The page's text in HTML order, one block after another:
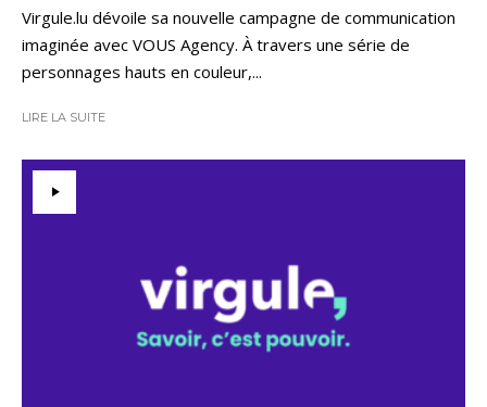
Virgule.lu dévoile sa nouvelle campagne de communication
imaginée avec VOUS Agency. À travers une série de
personnages hauts en couleur,...
LIRE LA SUITE